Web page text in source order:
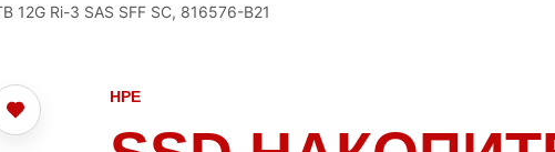
12G Ri-3 SAS SFF SC, 816576-B21
HPE